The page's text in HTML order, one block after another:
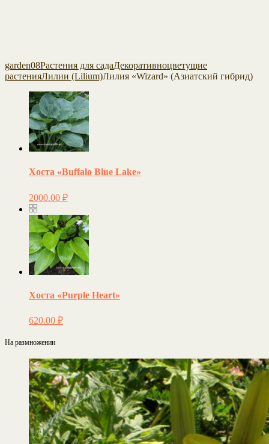
garden08Растения для садаДекоративноцветущие
растенияЛилии (Lilium)Лилия «Wizard» (Азиатский гибрид)
Хоста «Buffalo Blue Lake»
2000.00 ₽
Хоста «Purple Heart»
620.00 ₽
На размножении